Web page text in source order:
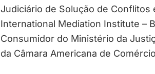
Judiciário de Solução de Conflitos
International Mediation Institute –
Consumidor do Ministério da
da Câmara Americana de